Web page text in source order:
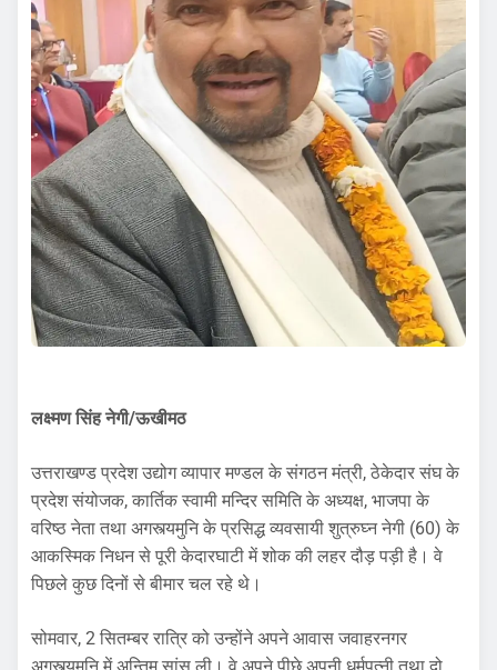
लक्ष्मण सिंह नेगी/ऊखीमठ
उत्तराखण्ड प्रदेश उद्योग व्यापार मण्डल के संगठन मंत्री, ठेकेदार संघ के
प्रदेश संयोजक, कार्तिक स्वामी मन्दिर समिति के अध्यक्ष, भाजपा के
वरिष्ठ नेता तथा अगस्त्यमुनि के प्रसिद्ध व्यवसायी शुत्रुघ्न नेगी (60) के
आकस्मिक निधन से पूरी केदारघाटी में शोक की लहर दौड़ पड़ी है। वे
पिछले कुछ दिनों से बीमार चल रहे थे।
सोमवार, 2 सितम्बर रात्रि को उन्होंने अपने आवास जवाहरनगर